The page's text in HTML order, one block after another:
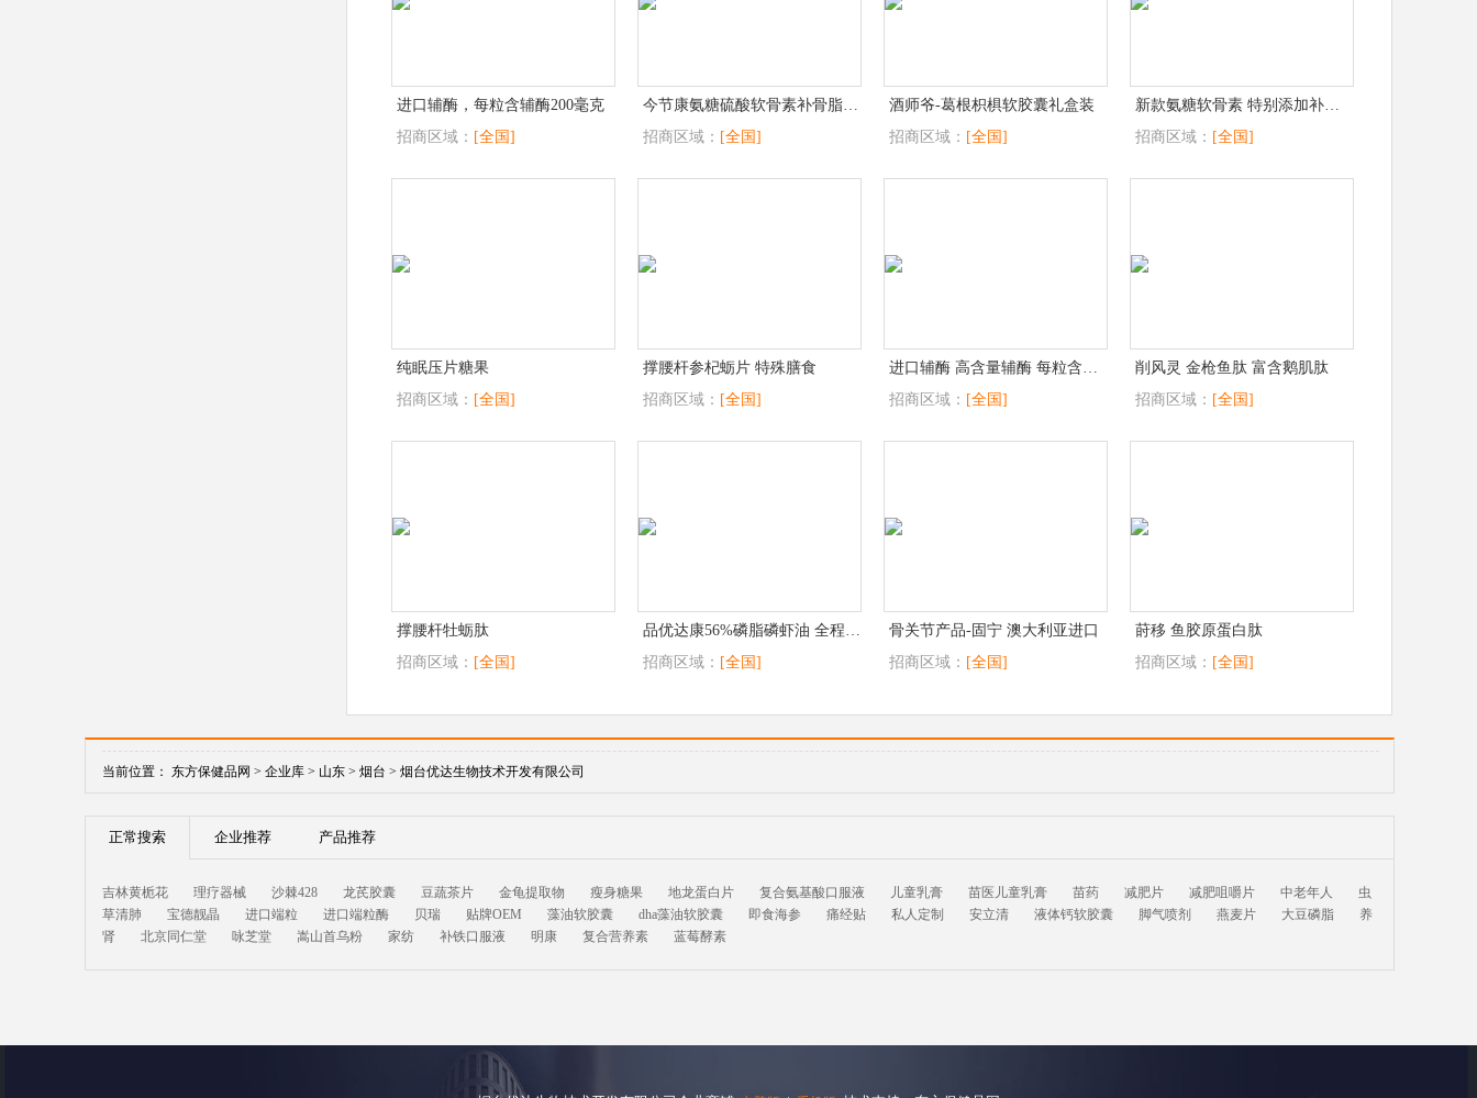
进口辅酶，每粒含辅酶200毫克
招商区域： [全国]
今节康氨糖硫酸软骨素补骨脂胶囊
招商区域： [全国]
酒师爷-葛根枳椇软胶囊礼盒装
招商区域： [全国]
新款氨糖软骨素 特别添加补骨脂
招商区域： [全国]
纯眠压片糖果
招商区域： [全国]
撑腰杆参杞蛎片 特殊膳食
招商区域： [全国]
进口辅酶 高含量辅酶 每粒含辅酶140毫克
招商区域： [全国]
削风灵 金枪鱼肽 富含鹅肌肽
招商区域： [全国]
撑腰杆牡蛎肽
招商区域： [全国]
品优达康56%磷脂磷虾油 全程可追溯
招商区域： [全国]
骨关节产品-固宁 澳大利亚进口
招商区域： [全国]
莳移 鱼胶原蛋白肽
招商区域： [全国]
当前位置： 东方保健品网 > 企业库 > 山东 > 烟台 > 烟台优达生物技术开发有限公司
正常搜索 企业推荐 产品推荐
吉林黄栀花 理疗器械 沙棘428 龙芪胶囊 豆蔬茶片 金龟提取物 瘦身糖果 地龙蛋白片 复合氨基酸口服液 儿童乳膏 苗医儿童乳膏 苗药 减肥片 减肥咀嚼片 中老年人
虫
草清肺
宝德靓晶 进口端粒 进口端粒酶 贝瑞 贴牌OEM 藻油软胶囊 dha藻油软胶囊 即食海参 痛经贴 私人定制 安立清 液体钙软胶囊 脚气喷剂 燕麦片 大豆磷脂
养
肾
北京同仁堂 咏芝堂 嵩山首乌粉 家纺 补铁口服液 明康 复合营养素 蓝莓酵素